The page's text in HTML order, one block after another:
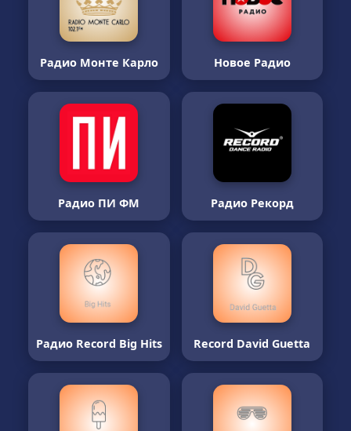
Радио Монте Карло Новое Радио
Радио ПИ ФМ Радио Рекорд
Радио Record Big Hits Record David Guetta